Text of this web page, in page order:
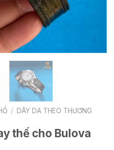
/ DÂY DA THEO THƯƠNG
thế cho Bulova